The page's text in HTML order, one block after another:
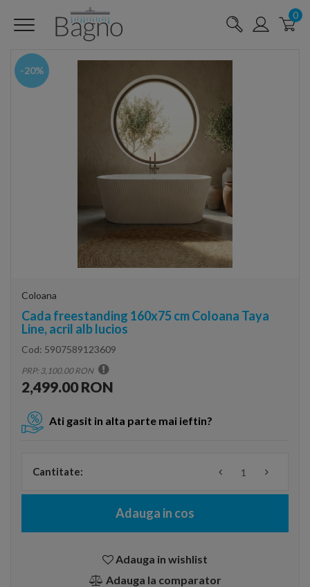
0
-20%
Coloana
Cada freestanding 160x75 cm Coloana Taya
Line, acril alb lucios
Cod: 5907589123609
PRP: 3,100.00 RON
2,499.00 RON
Ati gasit in alta parte mai ieftin?
Cantitate:
Adauga in cos
Adauga in wishlist
Adauga la comparator